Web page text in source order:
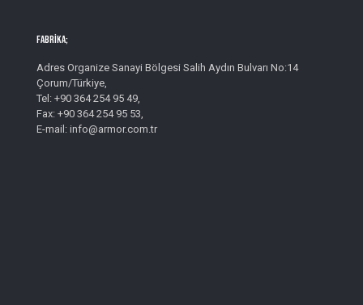
Fabrika;
Adres Organize Sanayi Bölgesi Salih Aydın Bulvarı No:14
Çorum/Türkiye,
Tel: +90 364 254 95 49,
Fax: +90 364 254 95 53,
E-mail: info@armor.com.tr